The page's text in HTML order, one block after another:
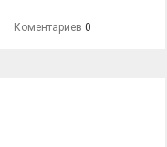
Коментариев 0